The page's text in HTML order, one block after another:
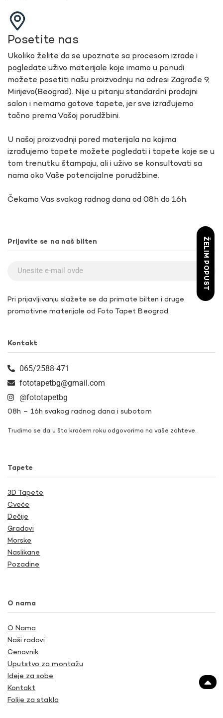
Posetite nas
Ukoliko želite da se upoznate sa procesom izrade i
pogledate uživo materijale koje imamo u ponudi
možete posetiti našu proizvodnju na adresi Zagrađe 9,
Mirijevo(Beograd). Nije u pitanju standardni prodajni
salon i nemamo gotove tapete, jer sve izrađujemo
tačno prema Vašoj porudžbini.
U našoj proizvodnji pored materijala na kojima
izrađujemo tapete možete pogledati i tapete koje se u
tom trenutku štampaju, ali i uživo se konsultovati sa
nama oko Vaše potencijalne porudžbine.
Čekamo Vas svakog radnog dana od 08h do 16h.
Prijavite se na naš bilten
Pri prijavljivanju slažete se da primate bilten i druge
promotivne materijale od Foto Tapet Beograd.
Kontakt
065/2588-471
fototapetbg@gmail.com
@fototapetbg
08h – 16h svakog radnog dana i subotom
Trudimo se da u što kraćem roku odgovorimo na vaše zahteve.
Tapete
3D Tapete
Cveće
Dečije
Gradovi
Morske
Naslikane
Pozadine
O nama
O Nama
Naši radovi
Cenovnik
Uputstvo za montažu
Ideje za sobe
Kontakt
Folije za stakla
ŽELIM POPUST